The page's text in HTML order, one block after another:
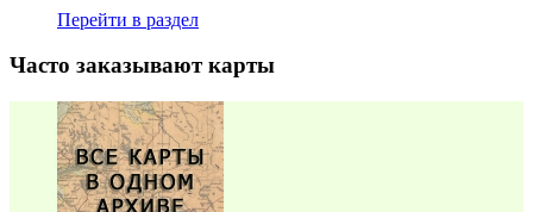
Перейти в раздел
Часто заказывают карты